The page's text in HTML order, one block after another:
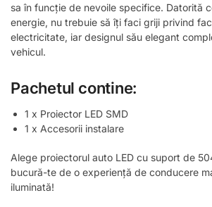
sa în funcție de nevoile specifice. Datorită
energie, nu trebuie să îți faci griji privind
electricitate, iar designul său elegant
vehicul.
Pachetul contine:
1 x Proiector LED SMD
1 x Accesorii instalare
Alege proiectorul auto LED cu suport de
bucură-te de o experiență de conducere
iluminată!